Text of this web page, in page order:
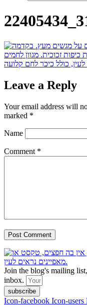
Leave a Reply
Your email address will
marked *
Name
Comment *
Join the blog's mailing
inbox.
subscribe
Icon-facebook Icon-users